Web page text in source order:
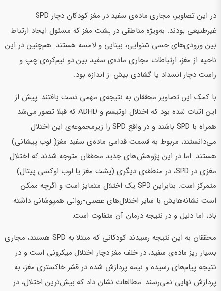
در این تصاویر، مجاری ماده‌ی سفید در مغز کودکان دچار SPD
غیرطبیعی بودند. به‌ویژه مناطقی در پشت مغز که مسئول ایجاد ارتباط
بین ورودی‌های حسی شنوایی، بینایی و لامسه هستند. هم‌چنین در این
ناحیه از مغز، ارتباطات مجاری ماده‌ی سفید بین دو نیم‌کره‌ی چپ و
راست دچار انسداد یا گشادی بیش از اندازه بود.
با کمک این تصاویر محققان به نتیجه‌ی مهمی دست یافتند. پیش از
این اثبات شده بود که اختلال اوتیسم و ADHD که قبلا تصور می‌شد
همراه با SPD باشند و در واقع SPD را زیرمجموعه‌ی این اختلال
می‌دانستند، مربوط به قسمت قدامی ماده‌ی سفید مغز( لوب پیشانی)
هستند. اما در این پژوهش‌های جدید محققان متوجه شدند که اختلال
مغزی در SPD، در منطقه‌ی دیگری (پشت مغز یا لوب اوکسی پیتال)
متمرکز است. بنابراین SPD یک اختلال متمایز است و اگرچه ممکن
است نشانه‌هایش با سایر اختلال‌های عصبی-روانی همپوشانی داشته
باد، اما دلیل و در نتیجه درمان آن متفاوت است.
محققان به این نتیجه رسیدند کودکانی که مبتلا به SPD هستند، مجاری
بسیار ریز ماده‌ی سفید، در خلف مغز دچار اختلال میکرونی است و در
نتیجه پیام‌های رسیده و نیمه پردازش شده در قشر خاکستری مغز، به
پردازش نهایی نمی‌رسند. مطالعات نشان داد که بیش‌ترین اختلال، در